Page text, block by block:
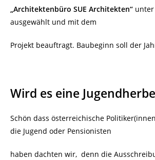
„Architektenbüro SUE Architekten“
ausgewählt und mit dem
Projekt beauftragt. Baubeginn soll der
Wird es eine
Schön dass österreichische
die Jugend oder Pensionisten
haben dachten wir, denn die